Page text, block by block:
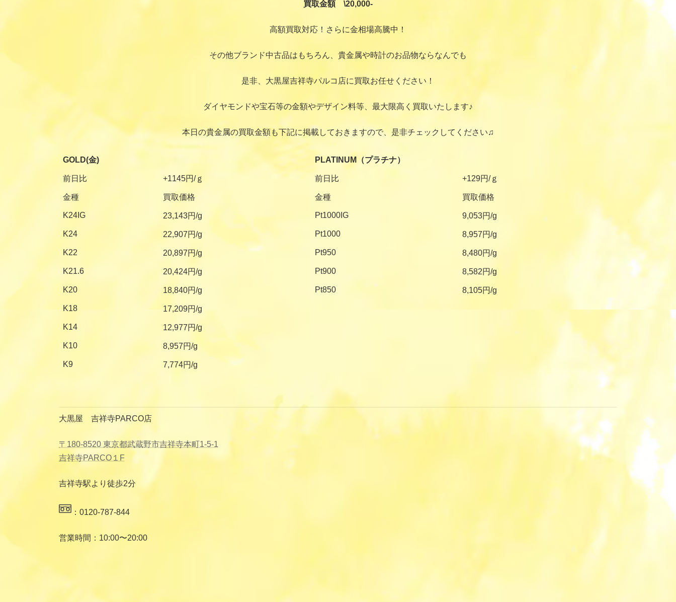
買取金額 \20,000-
高額買取対応！さらに金相場高騰中！
その他ブランド中古品はもちろん、貴金属や時計のお品物ならなんでも
是非、大黒屋吉祥寺パルコ店に買取お任せください！
ダイヤモンドや宝石等の金額やデザイン料等、最大限高く買取いたします♪
本日の貴金属の買取金額も下記に掲載しておきますので、是非チェックしてください♫
GOLD(金) PLATINUM（プラチナ）
前日比 +1145円/ｇ 前日比 +129円/ｇ
金種 買取価格 金種 買取価格
K24IG 23,143円/g Pt1000IG 9,053円/g
K24 22,907円/g Pt1000 8,957円/g
K22 20,897円/g Pt950 8,480円/g
K21.6 20,424円/g Pt900 8,582円/g
K20 18,840円/g Pt850 8,105円/g
K18 17,209円/g
K14 12,977円/g
K10 8,957円/g
K9 7,774円/g
大黒屋 吉祥寺PARCO店
〒180-8520 東京都武蔵野市吉祥寺本町1-5-1
吉祥寺PARCO１F
吉祥寺駅より徒歩2分
：0120-787-844
営業時間：10:00〜20:00